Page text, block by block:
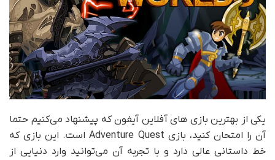
یکی از بهترین بازی های آفلاین آیفون که پیشنهاد می‌کنیم حتما
آن را امتحان کنید، بازی Adventure Quest است. این بازی که
خط داستانی عالی دارد و با تجربه آن می‌توانید وارد دنیایی از